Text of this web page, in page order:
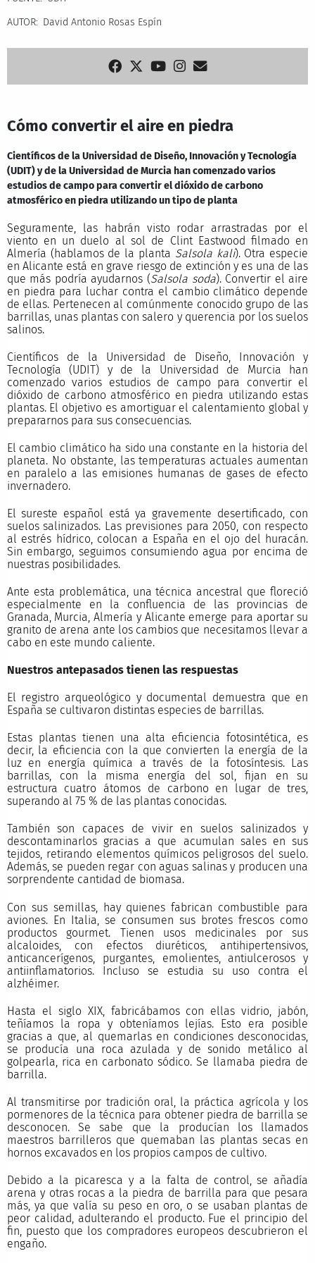
AUTOR
David Antonio Rosas Espín
Cómo convertir el aire en piedra
Científicos de la Universidad de Diseño, Innovación y Tecnología
(UDIT) y de la Universidad de Murcia han comenzado varios
estudios de campo para convertir el dióxido de carbono
atmosférico en piedra utilizando un tipo de planta
Seguramente, las habrán visto rodar arrastradas por el
viento en un duelo al sol de Clint Eastwood filmado en
Almería (hablamos de la planta Salsola kali). Otra especie
en Alicante está en grave riesgo de extinción y es una de las
que más podría ayudarnos (Salsola soda). Convertir el aire
en piedra para luchar contra el cambio climático depende
de ellas. Pertenecen al comúnmente conocido grupo de las
barrillas, unas plantas con salero y querencia por los suelos
salinos.
Científicos de la Universidad de Diseño, Innovación y
Tecnología (UDIT) y de la Universidad de Murcia han
comenzado varios estudios de campo para convertir el
dióxido de carbono atmosférico en piedra utilizando estas
plantas. El objetivo es amortiguar el calentamiento global y
prepararnos para sus consecuencias.
El cambio climático ha sido una constante en la historia del
planeta. No obstante, las temperaturas actuales aumentan
en paralelo a las emisiones humanas de gases de efecto
invernadero.
El sureste español está ya gravemente desertificado, con
suelos salinizados. Las previsiones para 2050, con respecto
al estrés hídrico, colocan a España en el ojo del huracán.
Sin embargo, seguimos consumiendo agua por encima de
nuestras posibilidades.
Ante esta problemática, una técnica ancestral que floreció
especialmente en la confluencia de las provincias de
Granada, Murcia, Almería y Alicante emerge para aportar su
granito de arena ante los cambios que necesitamos llevar a
cabo en este mundo caliente.
Nuestros antepasados tienen las respuestas
El registro arqueológico y documental demuestra que en
España se cultivaron distintas especies de barrillas.
Estas plantas tienen una alta eficiencia fotosintética, es
decir, la eficiencia con la que convierten la energía de la
luz en energía química a través de la fotosíntesis. Las
barrillas, con la misma energía del sol, fijan en su
estructura cuatro átomos de carbono en lugar de tres,
superando al 75 % de las plantas conocidas.
También son capaces de vivir en suelos salinizados y
descontaminarlos gracias a que acumulan sales en sus
tejidos, retirando elementos químicos peligrosos del suelo.
Además, se pueden regar con aguas salinas y producen una
sorprendente cantidad de biomasa.
Con sus semillas, hay quienes fabrican combustible para
aviones. En Italia, se consumen sus brotes frescos como
productos gourmet. Tienen usos medicinales por sus
alcaloides, con efectos diuréticos, antihipertensivos,
anticancerígenos, purgantes, emolientes, antiulcerosos y
antiinflamatorios. Incluso se estudia su uso contra el
alzhéimer.
Hasta el siglo XIX, fabricábamos con ellas vidrio, jabón,
teñíamos la ropa y obteníamos lejías. Esto era posible
gracias a que, al quemarlas en condiciones desconocidas,
se producía una roca azulada y de sonido metálico al
golpearla, rica en carbonato sódico. Se llamaba piedra de
barrilla.
Al transmitirse por tradición oral, la práctica agrícola y los
pormenores de la técnica para obtener piedra de barrilla se
desconocen. Se sabe que la producían los llamados
maestros barrilleros que quemaban las plantas secas en
hornos excavados en los propios campos de cultivo.
Debido a la picaresca y a la falta de control, se añadía
arena y otras rocas a la piedra de barrilla para que pesara
más, ya que valía su peso en oro, o se usaban plantas de
peor calidad, adulterando el producto. Fue el principio del
fin, puesto que los compradores europeos descubrieron el
engaño.